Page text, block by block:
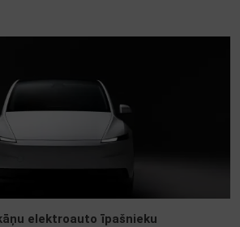
elektroauto īpašnieku